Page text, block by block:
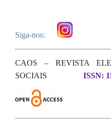
Siga-nos:
CAOS – REVISTA
SOCIAIS
ISSN: